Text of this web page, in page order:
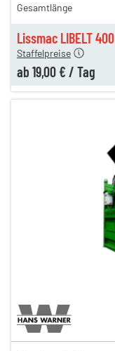
Lissmac LIBELT 400
32,00 €
Staffelpreise
ab 19,00 € / Tag
Gesamtlänge